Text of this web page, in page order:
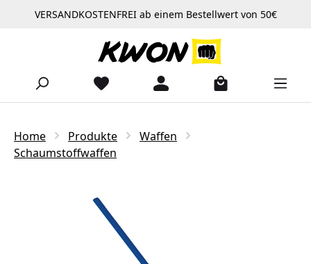
Zum Hauptinhalt springen
VERSANDKOSTENFREI ab einem Bestellwert von 50€
Home Produkte
Waffen
Schaumstoffwaffen